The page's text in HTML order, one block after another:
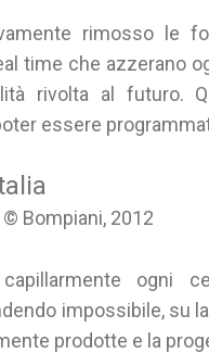
rimosso le
time che azzerano
rivolta al futuro.
essere
© Bompiani, 2012
ogni
impossibile, su
prodotte e la